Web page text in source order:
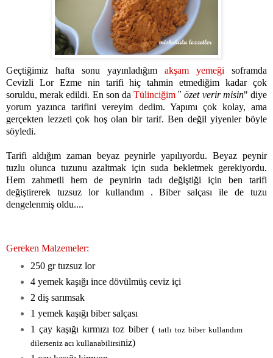
Geçtiğimiz hafta sonu yayınladığım akşam yemeği
soframda
Cevizli Lor Ezme nin tarifi hiç tahmin etmediğim kadar çok
soruldu, merak edildi. En son daTülinciğim " özet verir misin" diye
yorum yazınca tarifini vereyim dedim. Yapımı çok kolay, ama
gerçekten lezzeti çok hoş olan bir tarif. Ben değil yiyenler böyle
söyledi.
Tarifi aldığım zaman beyaz peynirle yapılıyordu. Beyaz peynir
tuzlu olunca tuzunu azaltmak için suda bekletmek gerekiyordu.
Hem zahmetli hem de peynirin tadı değiştiği için ben tarifi
değiştirerek tuzsuz lor kullandım . Biber salçası ile de tuzu
dengelenmiş oldu....
Gereken Malzemeler:
250 gr tuzsuz lor
4 yemek kaşığı ince dövülmüş ceviz içi
2 diş sarımsak
1 yemek kaşığı biber salçası
1 çay kaşığı kırmızı toz biber ( tatlı toz biber kullandım
dilerseniz acı kullanabilirsiniz)